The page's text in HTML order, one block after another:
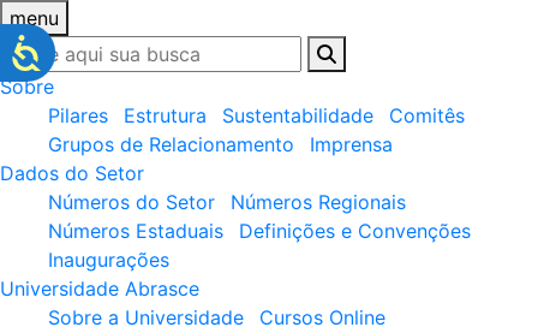
menu
Sobre
Pilares
Estrutura Sustentabilidade
Comitês
Grupos de Relacionamento
Imprensa
Dados do Setor
Números do Setor
Números Regionais
Números Estaduais
Definições e Convenções
Inaugurações
Universidade Abrasce
Sobre a Universidade
Cursos Online